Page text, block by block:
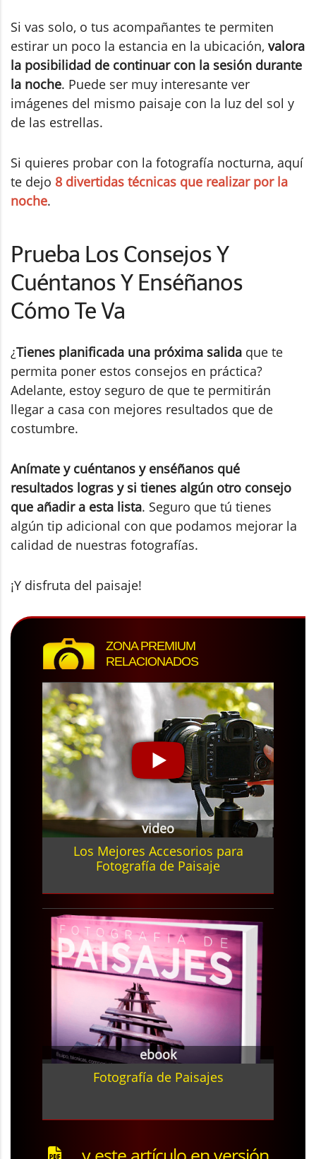
Si vas solo, o tus acompañantes te permiten
estirar un poco la estancia en la ubicación, valora
la posibilidad de continuar con la sesión durante
la noche. Puede ser muy interesante ver
imágenes del mismo paisaje con la luz del sol y
de las estrellas.
Si quieres probar con la fotografía nocturna, aquí
te dejo 8 divertidas técnicas que realizar por la
noche.
Prueba Los Consejos Y
Cuéntanos Y Enséñanos
Cómo Te Va
¿Tienes planificada una próxima salida que te
permita poner estos consejos en práctica?
Adelante, estoy seguro de que te permitirán
llegar a casa con mejores resultados que de
costumbre.
Anímate y cuéntanos y enséñanos qué
resultados logras y si tienes algún otro consejo
que añadir a esta lista. Seguro que tú tienes
algún tip adicional con que podamos mejorar la
calidad de nuestras fotografías.
¡Y disfruta del paisaje!
ZONA PREMIUM
RELACIONADOS
video
Los Mejores Accesorios para
Fotografía de Paisaje
ebook
Fotografía de Paisajes